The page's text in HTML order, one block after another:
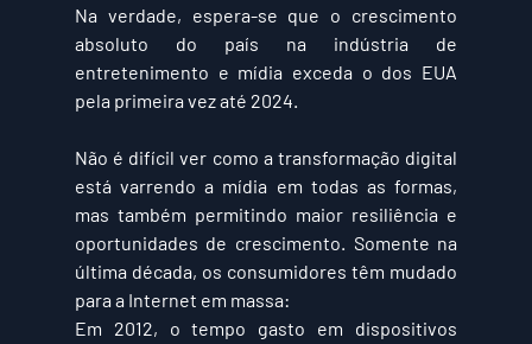
Na verdade, espera-se que o crescimento
absoluto do país na indústria de
entretenimento e mídia exceda o dos EUA
pela primeira vez até 2024.
Não é difícil ver como a transformação digital
está varrendo a mídia em todas as formas,
mas também permitindo maior resiliência e
oportunidades de crescimento. Somente na
última década, os consumidores têm mudado
para a Internet em massa:
Em 2012, o tempo gasto em dispositivos